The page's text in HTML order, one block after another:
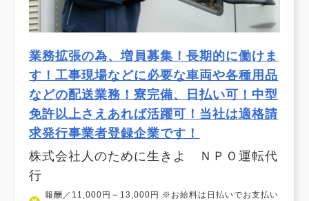
業務拡張の為、増員募集！長期的に働けま
す！工事現場などに必要な車両や各種用品
などの配送業務！寮完備、日払い可！中型
免許以上さえあれば活躍可！当社は適格請
求発行事業者登録企業です！
株式会社人のために生きよ ＮＰＯ運転代
行
報酬／11,000円～13,000円 ※お給料は日払いでお支払い